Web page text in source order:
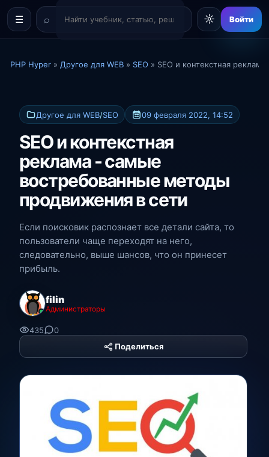
☰ ☼ Войти
PHP Hyper » Другое для WEB » SEO » SEO и контекстная
Другое для WEB/SEO 09 февраля 2022, 14:52
SEO и контекстная
реклама - самые
востребованные методы
продвижения в сети
Если поисковик распознает все детали сайта, то
пользователи чаще переходят на него,
следовательно, выше шансов, что он принесет
прибыль.
filin
Администраторы
435
0
Поделиться